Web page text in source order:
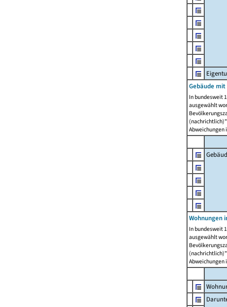
Gebäude
In bundesweit
ausgewählt
Abweichungen
Wohnungen
In bundesweit
ausgewählt
Abweichungen